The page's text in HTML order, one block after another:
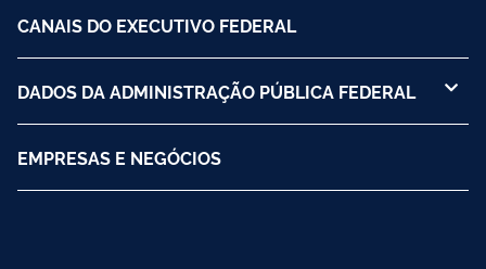
CANAIS DO EXECUTIVO FEDERAL
DADOS DA ADMINISTRAÇÃO PÚBLICA FEDERAL
EMPRESAS E NEGÓCIOS